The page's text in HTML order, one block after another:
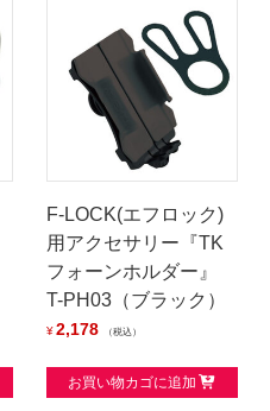
F-LOCK(エフロック)
用アクセサリー『TK
フォーンホルダー』
T-PH03（ブラック）
¥2,178 税込
お買い物カゴに追加